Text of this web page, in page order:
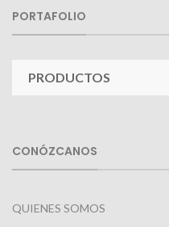
PORTAFOLIO
PRODUCTOS
CONÓZCANOS
QUIENES SOMOS